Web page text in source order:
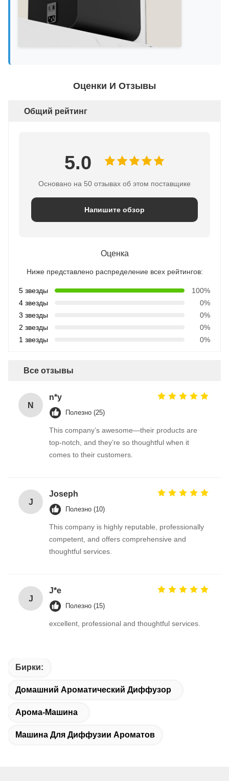
Оценки И Отзывы
Общий рейтинг
5.0
Основано на 50 отзывах об этом поставщике
Напишите обзор
Оценка
Ниже представлено распределение всех рейтингов:
5 звезды
100%
4 звезды
0%
3 звезды
0%
2 звезды
0%
1 звезды
0%
Все отзывы
N
n*y
Полезно (25)
This company’s awesome—their products are
top-notch, and they’re so thoughtful when it
comes to their customers.
J
Joseph
Полезно (10)
This company is highly reputable, professionally
competent, and offers comprehensive and
thoughtful services.
J
J*e
Полезно (15)
excellent, professional and thoughtful services.
Бирки:
Домашний Ароматический Диффузор
Арома-Машина
Машина Для Диффузии Ароматов